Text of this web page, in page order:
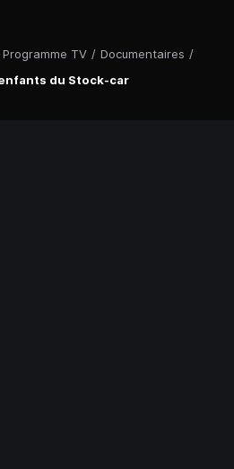
Programme TV / Documentaires /
du Stock-car